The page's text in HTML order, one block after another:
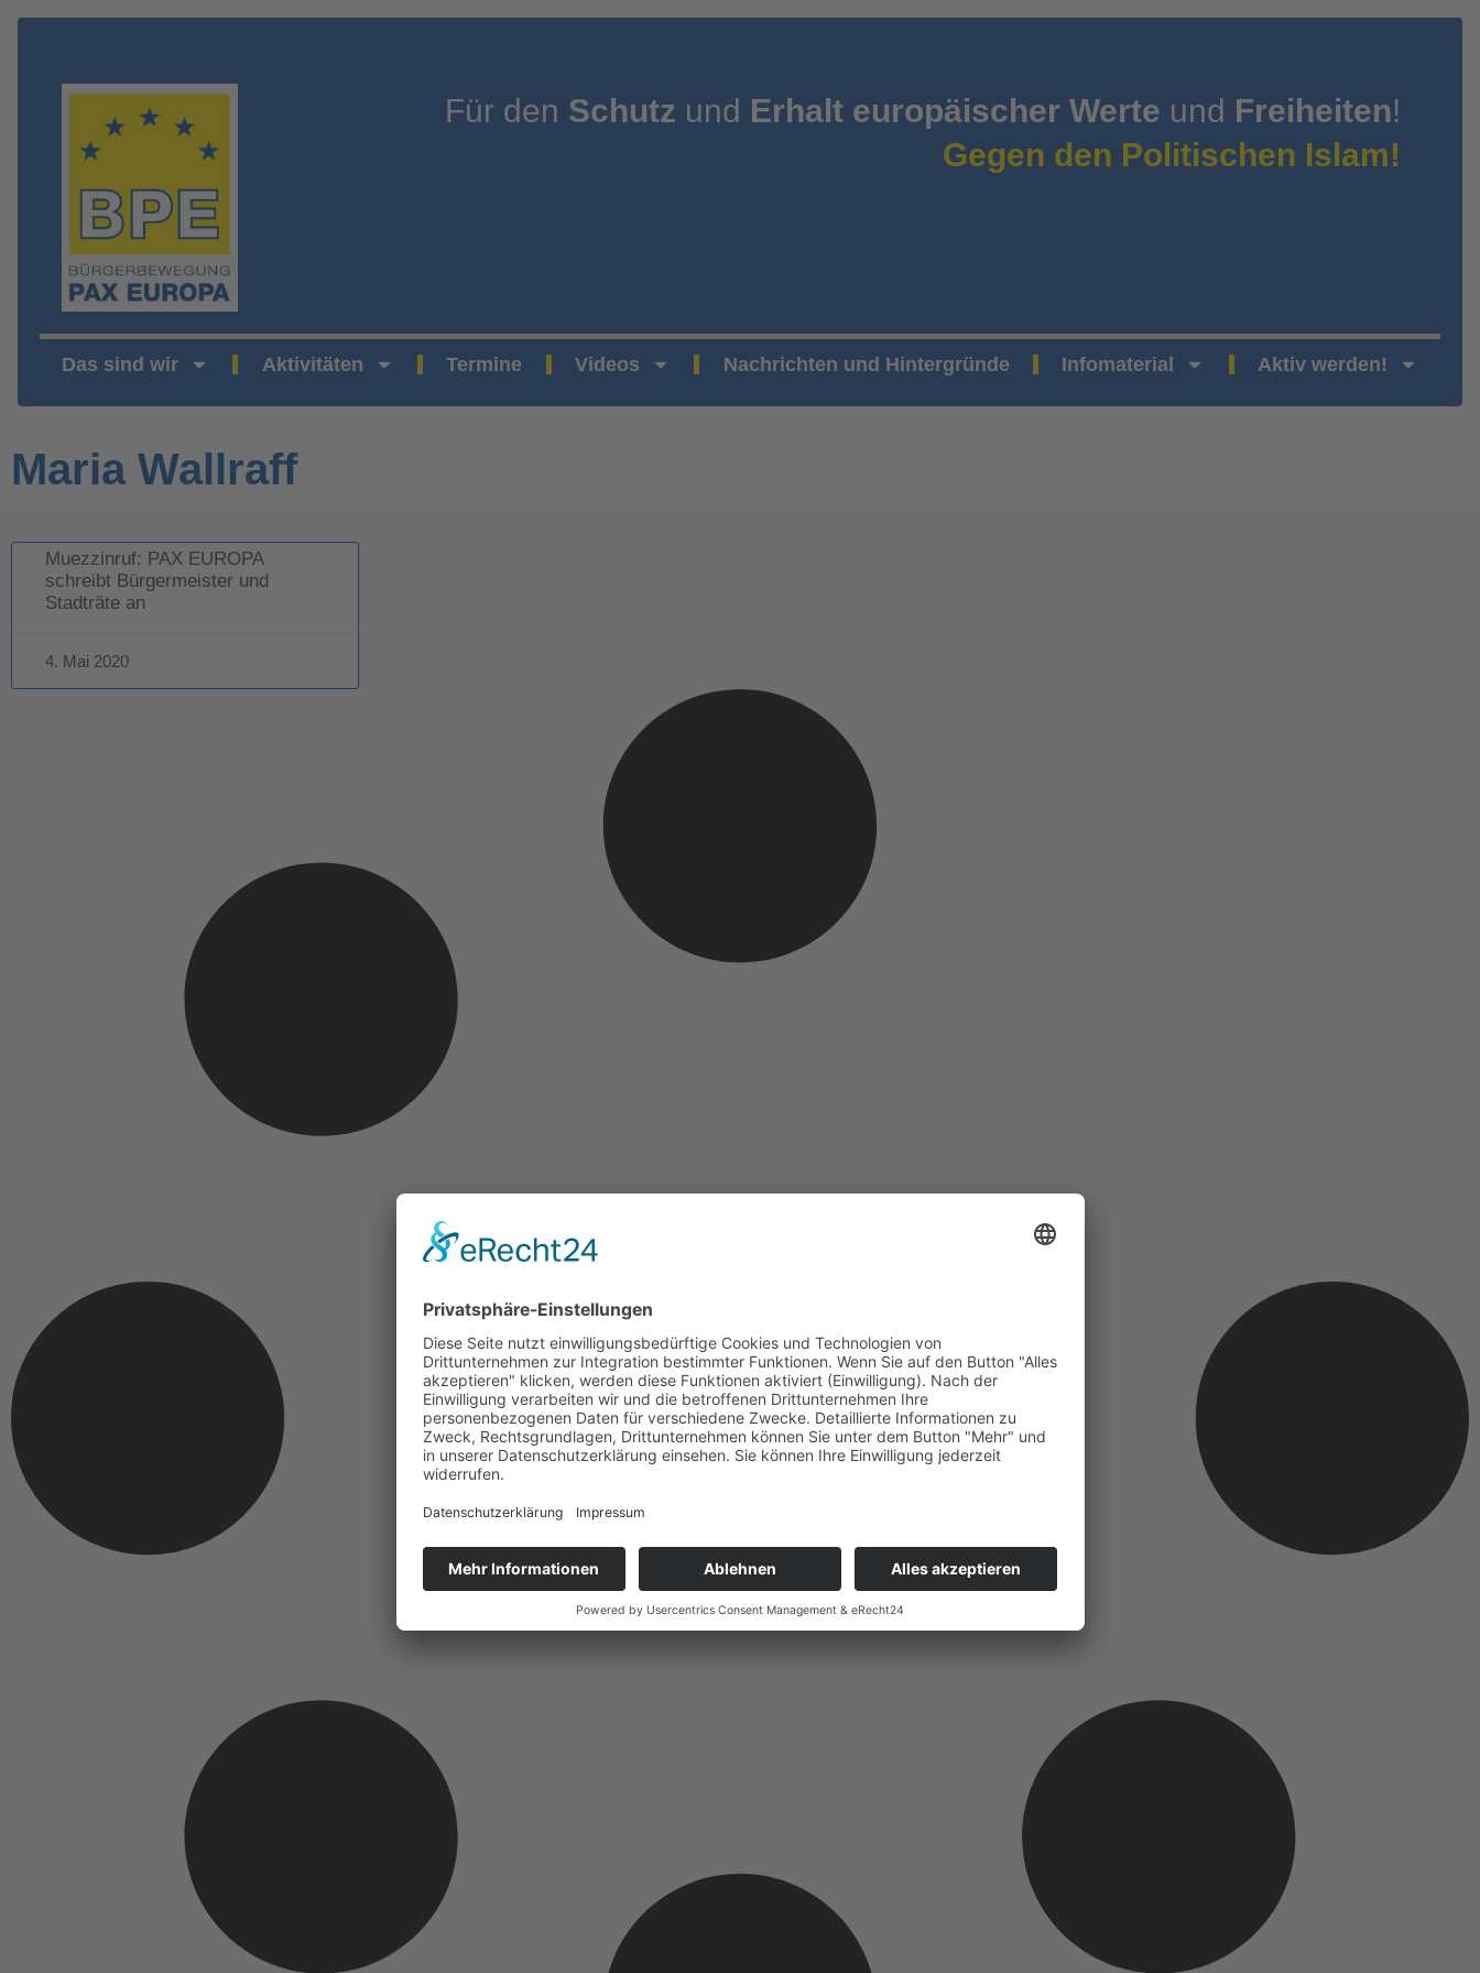
Für den Schutz und Erhalt europäischer Werte und Freiheiten!
Gegen den Politischen Islam!
Das sind wir Aktivitäten Termine Videos Nachrichten und Hintergründe Infomaterial Aktiv werden!
Maria Wallraff
Muezzinruf: PAX EUROPA
schreibt Bürgermeister und
Stadträte an
4. Mai 2020